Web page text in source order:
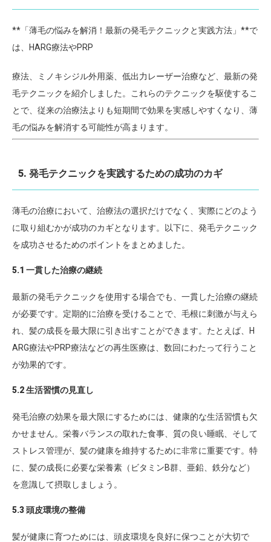
**「薄毛の悩みを解消！最新の発毛テクニックと実践方法」**で
は、HARG療法やPRP
療法、ミノキシジル外用薬、低出力レーザー治療など、最新の発
毛テクニックを紹介しました。これらのテクニックを駆使するこ
とで、従来の治療法よりも短期間で効果を実感しやすくなり、薄
毛の悩みを解消する可能性が高まります。
5. 発毛テクニックを実践するための成功のカギ
薄毛の治療において、治療法の選択だけでなく、実際にどのよう
に取り組むかが成功のカギとなります。以下に、発毛テクニック
を成功させるためのポイントをまとめました。
5.1 一貫した治療の継続
最新の発毛テクニックを使用する場合でも、一貫した治療の継続
が必要です。定期的に治療を受けることで、毛根に刺激が与えら
れ、髪の成長を最大限に引き出すことができます。たとえば、H
ARG療法やPRP療法などの再生医療は、数回にわたって行うこと
が効果的です。
5.2 生活習慣の見直し
発毛治療の効果を最大限にするためには、健康的な生活習慣も欠
かせません。栄養バランスの取れた食事、質の良い睡眠、そして
ストレス管理が、髪の健康を維持するために非常に重要です。特
に、髪の成長に必要な栄養素（ビタミンB群、亜鉛、鉄分など）
を意識して摂取しましょう。
5.3 頭皮環境の整備
髪が健康に育つためには、頭皮環境を良好に保つことが大切で